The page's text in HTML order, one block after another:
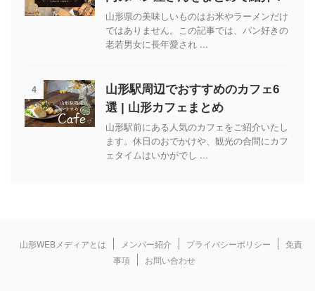
山形県の美味しいものはお米やラーメンだけ
ではありません。この記事では、パン好きの
老若男女に長年愛され ...
4
山形駅周辺でおすすめのカフェ6
選 | 山形カフェまとめ
山形駅前にある人気のカフェをご紹介いたし
ます。休日のおでかけや、観光の合間にカフ
ェタイムはいかがでし ...
山形WEBメディアとは メンバー紹介 プライバシーポリシー
免責
事項
お問い合わせ